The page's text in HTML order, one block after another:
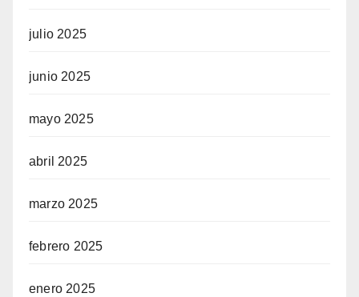
julio 2025
junio 2025
mayo 2025
abril 2025
marzo 2025
febrero 2025
enero 2025